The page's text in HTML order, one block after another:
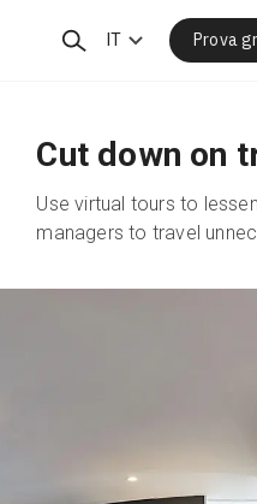
CercaIT Prova
Cut down on
Use virtual tours to
managers to travel